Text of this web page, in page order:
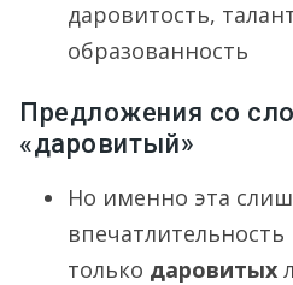
даровитость,
образованность
Предложения со
«даровитый»
Но именно эта
только даровитых